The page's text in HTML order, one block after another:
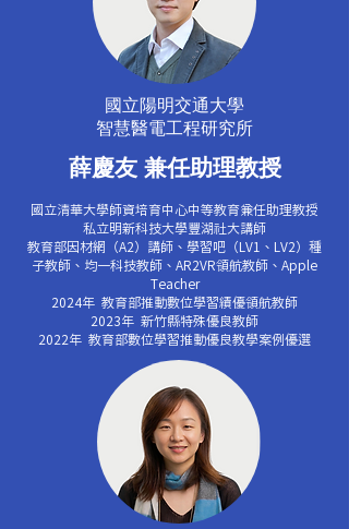
國立陽明交通大學
智慧醫電工程研究所
薛慶友 兼任助理教授
國立清華大學師資培育中心中等教育兼任助理教授
私立明新科技大學豐湖社大講師
教育部因材網（A2）講師、學習吧（LV1、LV2）種
子教師、均一科技教師、AR2VR領航教師、Apple
Teacher
2024年 教育部推動數位學習績優領航教師
2023年 新竹縣特殊優良教師
2022年 教育部數位學習推動優良教學案例優選